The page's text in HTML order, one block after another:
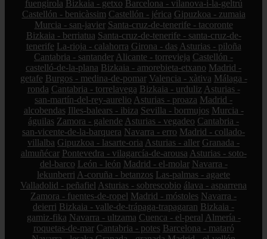
fuengirola Bizkaia - getxo Barcelona - vilanova-i-la-geltrú
Castellón - benicàssim Castellón - jérica Gipuzkoa - zumaia
Murcia - san-javier Santa-cruz-de-tenerife - tacoronte
Bizkaia - berriatua Santa-cruz-de-tenerife - santa-cruz-de-
tenerife La-rioja - calahorra Girona - das Asturias - piloña
Cantabria - santander Alicante - torrevieja Castellón -
castelló-de-la-plana Bizkaia - amorebieta-etxano Madrid -
getafe Burgos - medina-de-pomar Valencia - xàtiva Málaga -
ronda Cantabria - torrelavega Bizkaia - urduliz Asturias -
san-martín-del-rey-aurelio Asturias - proaza Madrid -
alcobendas Illes-balears - ibiza Sevilla - bormujos Murcia -
águilas Zamora - galende Asturias - vegadeo Cantabria -
san-vicente-de-la-barquera Navarra - erro Madrid - collado-
villalba Gipuzkoa - lasarte-oria Asturias - aller Granada -
almuñécar Pontevedra - vilagarcía-de-arousa Asturias - soto-
del-barco León - león Madrid - el-molar Navarra -
lekunberri A-coruña - betanzos Las-palmas - agaete
Valladolid - peñafiel Asturias - sobrescobio álava - asparrena
Zamora - fuentes-de-ropel Madrid - móstoles Navarra -
deierri Bizkaia - valle-de-trápaga-trapagaran Bizkaia -
gamiz-fika Navarra - ultzama Cuenca - el-peral Almería -
roquetas-de-mar Cantabria - potes Barcelona - mataró